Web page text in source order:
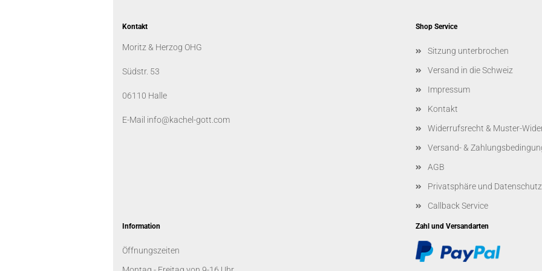
Kontakt
Moritz & Herzog OHG
Südstr. 53
06110 Halle
E-Mail info@kachel-gott.com
Shop Service
Sitzung unterbrochen
Versand in die Schweiz
Impressum
Kontakt
Widerrufsrecht & Muster-
Versand- &
AGB
Privatsphäre und Datenschutz
Callback Service
Information
Öffnungszeiten
Zahl und Versandarten